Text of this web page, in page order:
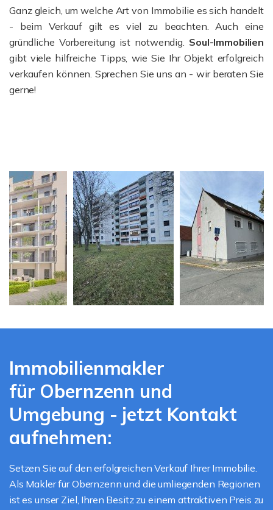
Ganz gleich, um welche Art von Immobilie es sich handelt
- beim Verkauf gilt es viel zu beachten. Auch eine
gründliche Vorbereitung ist notwendig. Soul-Immobilien
gibt viele hilfreiche Tipps, wie Sie Ihr Objekt erfolgreich
verkaufen können. Sprechen Sie uns an - wir beraten Sie
gerne!
Immobilienmakler
für Obernzenn und
Umgebung - jetzt Kontakt
aufnehmen:
Setzen Sie auf den erfolgreichen Verkauf Ihrer Immobilie.
Als Makler für Obernzenn und die umliegenden Regionen
ist es unser Ziel, Ihren Besitz zu einem attraktiven Preis zu